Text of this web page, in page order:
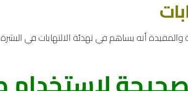
أنه يساهم في تهدئة الالتهابات في البشرة